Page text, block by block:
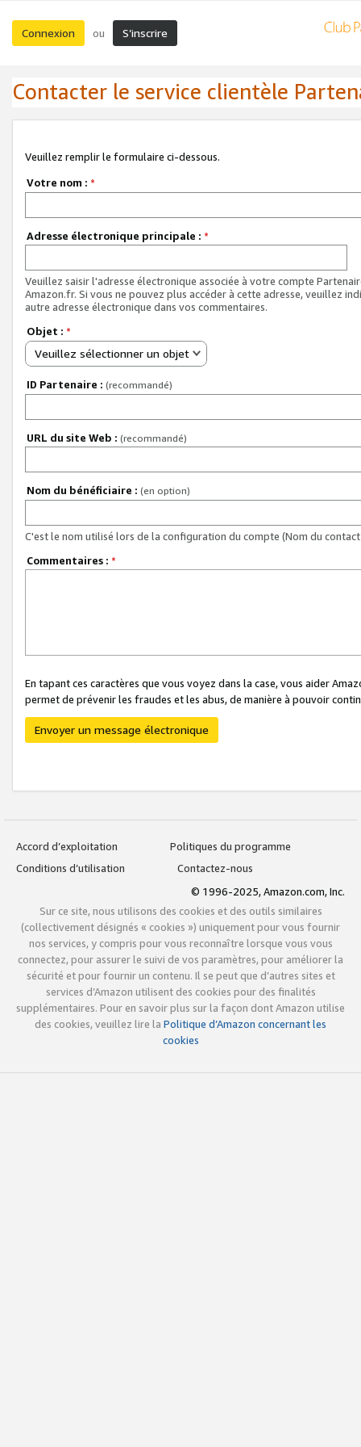
Connexion ou S’inscrire
Contacter le service clientèle
Veuillez remplir le formulaire ci-dessous.
Votre nom : *
Adresse électronique principale : *
Veuillez saisir l'adresse électronique associée à votre compte
Amazon.fr. Si vous ne pouvez plus accéder à cette adresse, veuillez
autre adresse électronique dans vos commentaires.
Objet : *
Veuillez sélectionner un objet
ID Partenaire : (recommandé)
URL du site Web : (recommandé)
Nom du bénéficiaire : (en option)
C'est le nom utilisé lors de la configuration du compte (Nom du
Commentaires : *
En tapant ces caractères que vous voyez dans la case, vous aider
permet de prévenir les fraudes et les abus, de manière à pouvoir
Envoyer un message électronique
Accord d’exploitation
Politiques du programme
Conditions d’utilisation
Contactez-nous
© 1996-2025, Amazon.com, Inc.
Sur ce site, nous utilisons des cookies et des outils similaires
(collectivement désignés « cookies ») uniquement pour vous fournir
nos services, y compris pour vous reconnaître lorsque vous vous
connectez, pour assurer le suivi de vos paramètres, pour améliorer la
sécurité et pour fournir un contenu. Il se peut que d’autres sites et
services d’Amazon utilisent des cookies pour des finalités
supplémentaires. Pour en savoir plus sur la façon dont Amazon utilise
des cookies, veuillez lire la Politique d’Amazon concernant les
cookies